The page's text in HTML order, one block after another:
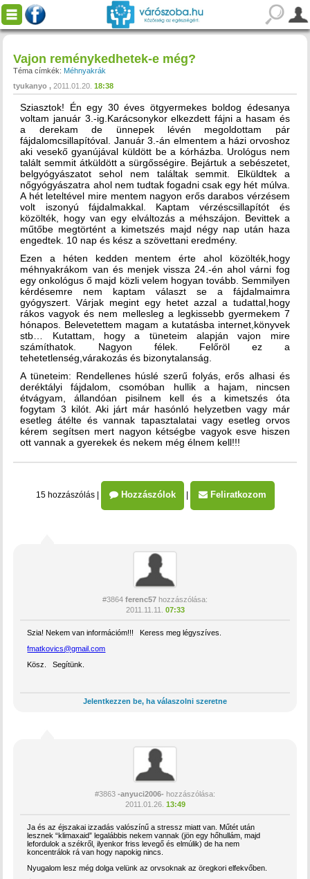
Vajon reménykedhetek-e még?
Téma címkék: Méhnyakrák
tyukanyo
2011.01.20. 18:38
Sziasztok! Én egy 30 éves ötgyermekes boldog édesanya
voltam január 3.-ig.Karácsonykor elkezdett fájni a hasam és
a derekam de ünnepek lévén megoldottam pár
fájdalomcsillapítóval. Január 3.-án elmentem a házi orvoshoz
aki vesekő gyanújával küldött be a kórházba. Urológus nem
talált semmit átküldött a sürgősségire. Bejártuk a sebészetet,
belgyógyászatot sehol nem találtak semmit. Elküldtek a
nőgyógyászatra ahol nem tudtak fogadni csak egy hét múlva.
A hét leteltével mire mentem nagyon erős darabos vérzésem
volt iszonyú fájdalmakkal. Kaptam vérzéscsillapítót és
közölték, hogy van egy elváltozás a méhszájon. Bevittek a
műtőbe megtörtént a kimetszés majd négy nap után haza
engedtek. 10 nap és kész a szövettani eredmény.
Ezen a héten kedden mentem érte ahol közölték,hogy
méhnyakrákom van és menjek vissza 24.-én ahol várni fog
egy onkológus ő majd közli velem hogyan tovább. Semmilyen
kérdésemre nem kaptam választ se a fájdalmaimra
gyógyszert. Várjak megint egy hetet azzal a tudattal,hogy
rákos vagyok és nem mellesleg a legkissebb gyermekem 7
hónapos. Belevetettem magam a kutatásba internet,könyvek
stb… Kutattam, hogy a tüneteim alapján vajon mire
számíthatok. Nagyon félek. Felőröl ez a
tehetetlenség,várakozás és bizonytalanság.
A tüneteim: Rendellenes húslé szerű folyás, erős alhasi és
deréktályi fájdalom, csomóban hullik a hajam, nincsen
étvágyam, állandóan pisilnem kell és a kimetszés óta
fogytam 3 kilót. Aki járt már hasónló helyzetben vagy már
esetleg átélte és vannak tapasztalatai vagy esetleg orvos
kérem segítsen mert nagyon kétségbe vagyok esve hiszen
ott vannak a gyerekek és nekem még élnem kell!!!
15 hozzászólás| Hozzászólok Feliratkozom
#3864 ferenc57 hozzászólása:
2011.11.11.
07:33
Szia! Nekem van információm!!! Keress meg légyszíves.
fmatkovics@gmail.com
Kösz. Segítünk.
Jelentkezzen be, ha válaszolni szeretne
#3863 -anyuci2006- hozzászólása:
2011.01.26. 13:49
Ja és az éjszakai izzadás valószínű a stressz miatt van. Műtét után
lesznek “klimaxaid” legalábbis nekem vannak (jön egy hőhullám, majd
lefordulok a székről, ilyenkor friss levegő és elmúlik) de ha nem
koncentrálok rá van hogy napokig nincs.
Nyugalom lesz még dolga velünk az orvsoknak az öregkori elfekvőben.